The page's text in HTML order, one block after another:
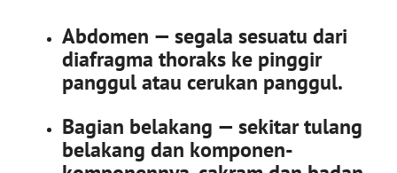
Abdomen — segala sesuatu dari
diafragma thoraks ke pinggir
panggul atau cerukan panggul.
Bagian belakang — sekitar tulang
belakang dan komponen-